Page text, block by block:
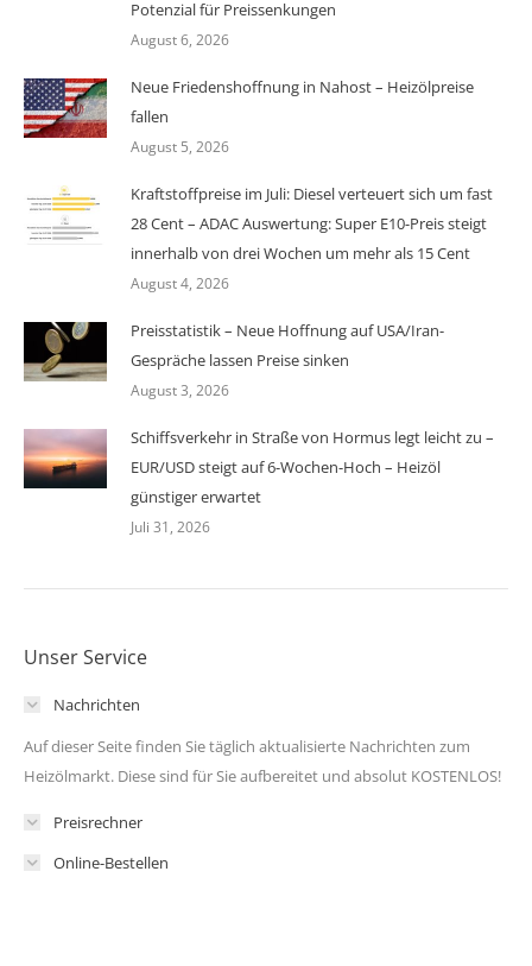
Potenzial für Preissenkungen
August 6, 2026
Neue Friedenshoffnung in Nahost – Heizölpreise
fallen
August 5, 2026
Kraftstoffpreise im Juli: Diesel verteuert sich um fast
28 Cent – ADAC Auswertung: Super E10-Preis steigt
innerhalb von drei Wochen um mehr als 15 Cent
August 4, 2026
Preisstatistik – Neue Hoffnung auf USA/Iran-
Gespräche lassen Preise sinken
August 3, 2026
Schiffsverkehr in Straße von Hormus legt leicht zu –
EUR/USD steigt auf 6-Wochen-Hoch – Heizöl
günstiger erwartet
Juli 31, 2026
Unser Service
Nachrichten
Auf dieser Seite finden Sie täglich aktualisierte Nachrichten zum
Heizölmarkt. Diese sind für Sie aufbereitet und absolut KOSTENLOS!
Preisrechner
Online-Bestellen